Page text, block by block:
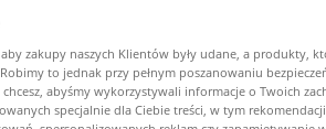
Rozmiar
zakupy naszych Klientów były udane, a produkty,
to jednak przy pełnym poszanowaniu
abyśmy wykorzystywali informacje o Twoich
specjalnie dla Ciebie treści, w tym